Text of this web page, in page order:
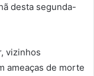
desta segunda-
vizinhos
ameaças de morte